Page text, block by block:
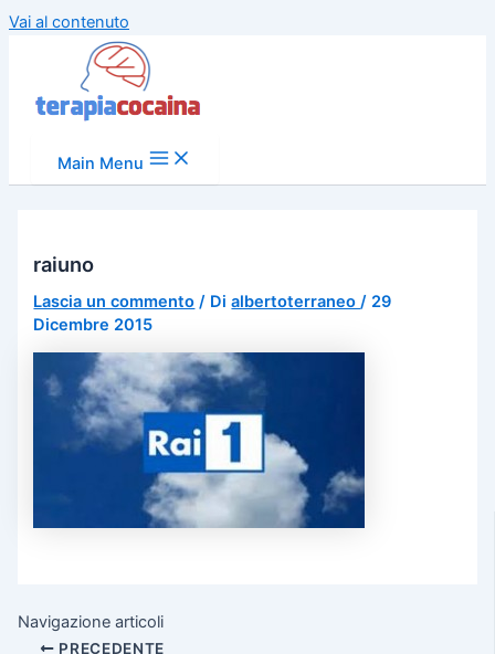
Vai al contenuto
Main Menu
raiuno
Lascia un commento / Dialbertoterraneo/ 29
Dicembre 2015
Navigazione articoli
PRECEDENTE